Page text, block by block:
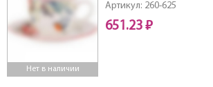
Нет в наличии
Артикул: 260-625
651.23 ₽